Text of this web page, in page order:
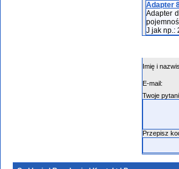
Adapter
Adapter
J jak np.:
Imię i
E-mail:
Twoje
Przepisz